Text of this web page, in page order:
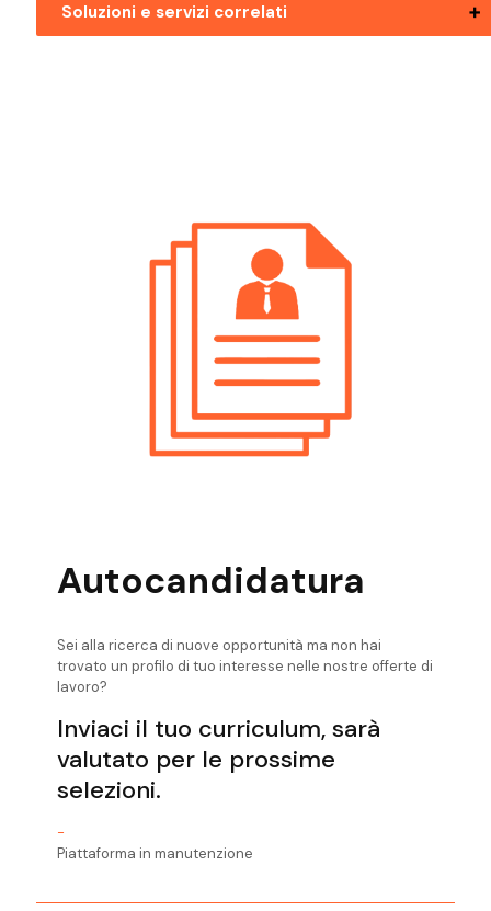
Soluzioni e servizi correlati
Posizioni Aperte Rovereto Assistente
Posizioni Aperte Trento Assistente
Posizioni Aperte Val Di Non Assistente
Assistente Direzione
Posizioni Aperte Valsugana Assistente
Autocandidatura
Sei alla ricerca di nuove opportunità ma non hai
trovato un profilo di tuo interesse nelle nostre offerte di
lavoro?
Inviaci il tuo curriculum, sarà
valutato per le prossime
selezioni.
-
Piattaforma in manutenzione